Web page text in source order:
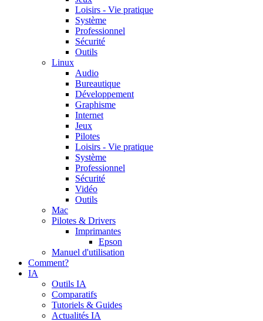
Loisirs - Vie pratique
Système
Professionnel
Sécurité
Outils
Linux
Audio
Bureautique
Développement
Graphisme
Internet
Jeux
Pilotes
Loisirs - Vie pratique
Système
Professionnel
Sécurité
Vidéo
Outils
Mac
Pilotes & Drivers
Imprimantes
Epson
Manuel d'utilisation
Comment?
IA
Outils IA
Comparatifs
Tutoriels & Guides
Actualités IA